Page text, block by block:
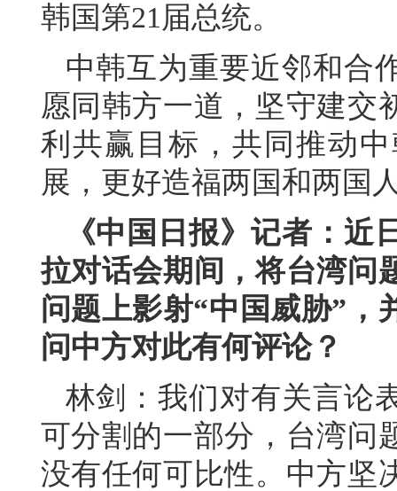
韩国第21届总统。
中韩互为重要近邻和合
愿同韩方一道，坚守建交
利共赢目标，共同推动
展，更好造福两国和两国
《中国日报》记者：
拉对话会期间，将台湾问
问题上影射“中国威胁”，
问中方对此有何评论？
林剑：我们对有关言论
可分割的一部分，台湾问
没有任何可比性。中方坚